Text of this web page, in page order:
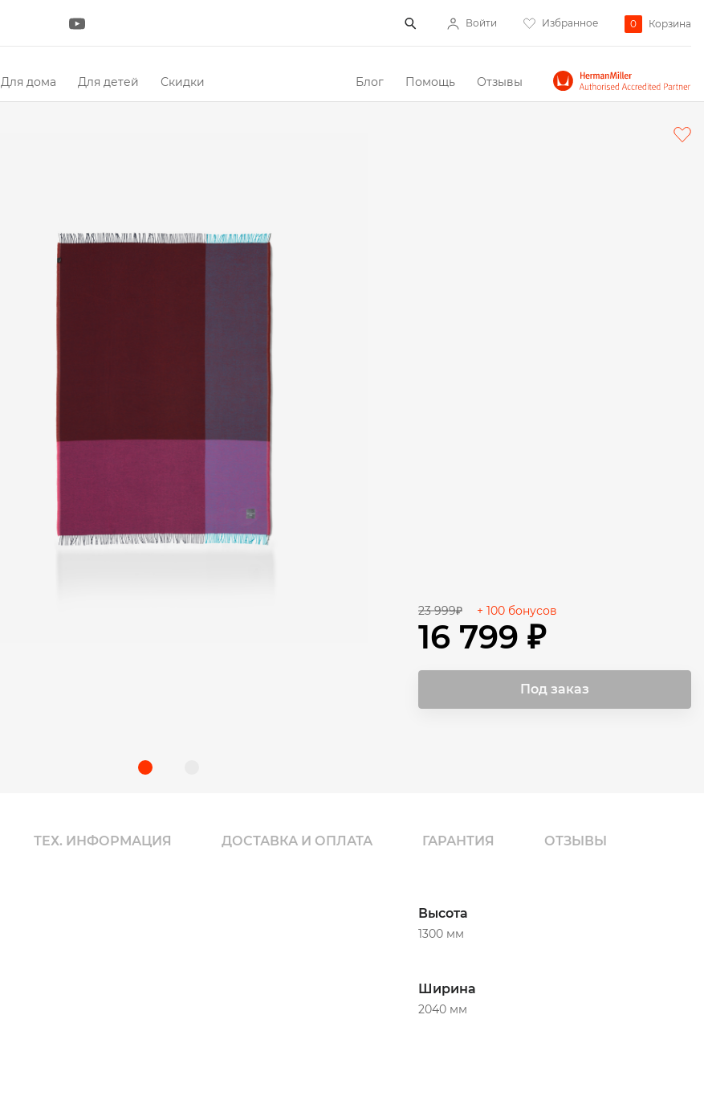
Войти Избранное 0 Корзина
Для дома Для детей Скидки Блог Помощь Отзывы
23 999₽ + 100 бонусов
16 799 ₽
Под заказ
ТЕХ. ИНФОРМАЦИЯ ДОСТАВКА И ОПЛАТА ГАРАНТИЯ ОТЗЫВЫ
Высота
1300 мм
Ширина
2040 мм